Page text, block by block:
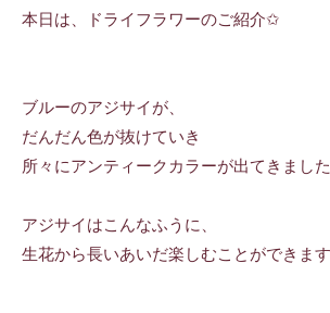
本日は、ドライフラワーのご紹介✩
ブルーのアジサイが、
だんだん色が抜けていき
所々にアンティークカラーが出てきまし
アジサイはこんなふうに、
生花から長いあいだ楽しむことができま